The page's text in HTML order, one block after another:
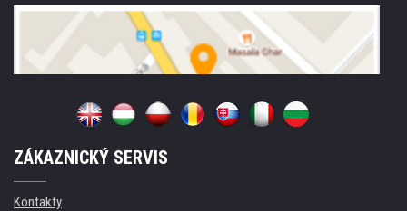
ZÁKAZNICKÝ SERVIS
Kontakty